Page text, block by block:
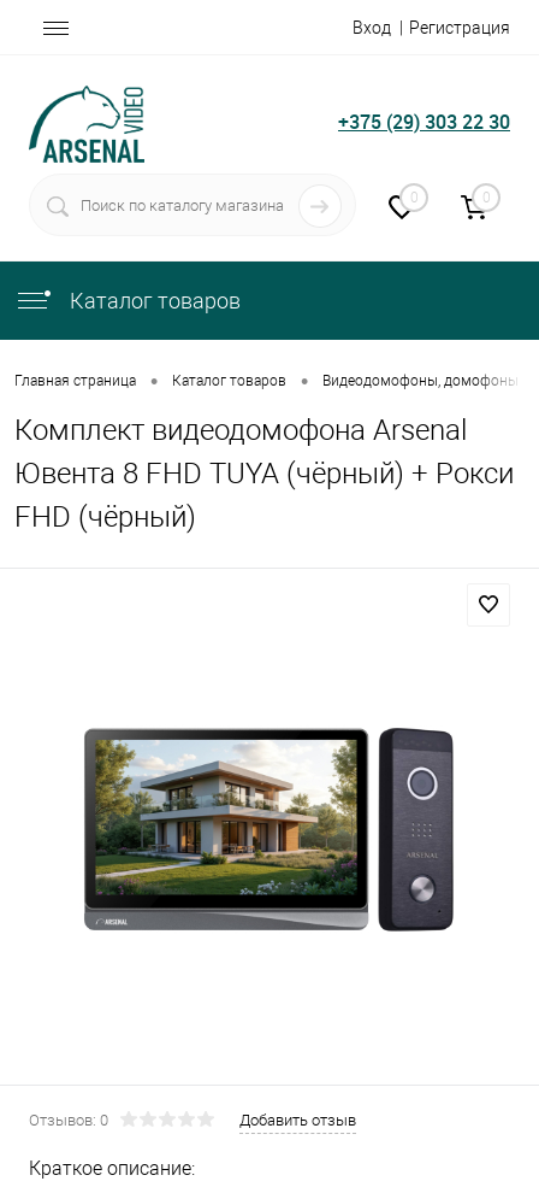
Вход Регистрация
+375 (29) 303 22 30
0 0
Каталог товаров
Главная страница • Каталог товаров • Видеодомофоны, домофоны
Комплект видеодомофона Arsenal
Ювента 8 FHD TUYA (чёрный) + Рокси
FHD (чёрный)
Отзывов: 0 Добавить отзыв
Краткое описание: